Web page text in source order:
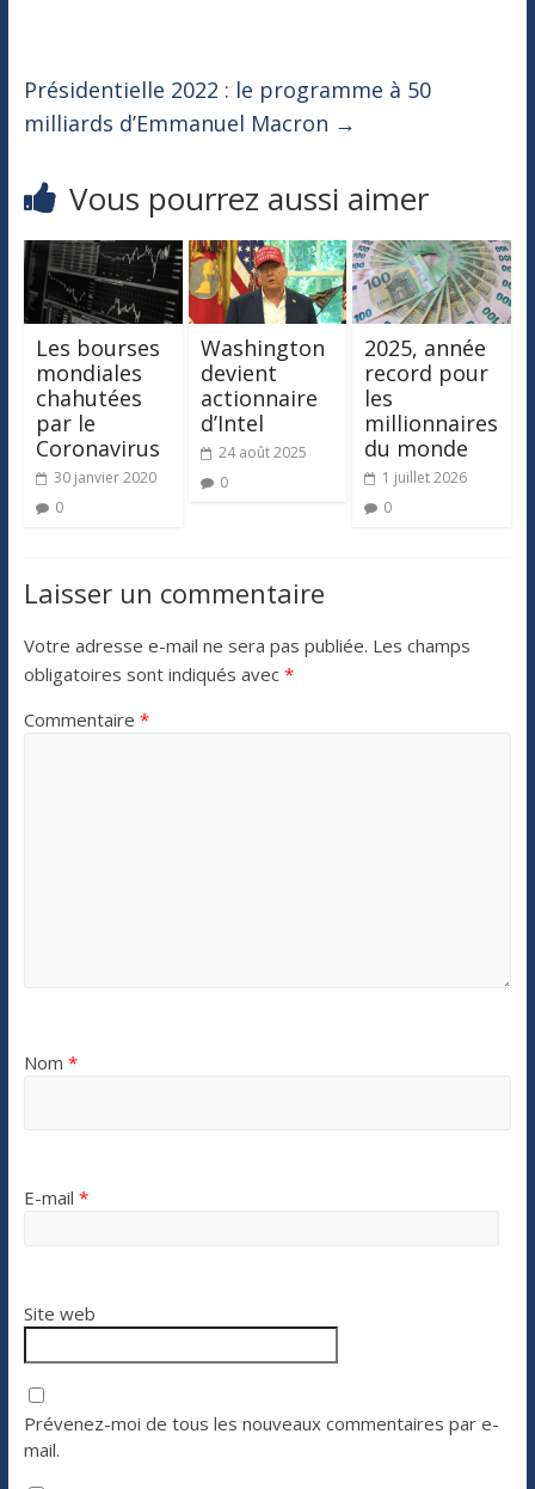
Présidentielle 2022 : le programme à 50
milliards d’Emmanuel Macron →
Vous pourrez aussi aimer
Les bourses
mondiales
chahutées
par le
Coronavirus
30 janvier 2020
0
Washington
devient
actionnaire
d’Intel
24 août 2025
0
2025, année
record pour
les
millionnaires
du monde
1 juillet 2026
0
Laisser un commentaire
Votre adresse e-mail ne sera pas publiée. Les champs
obligatoires sont indiqués avec *
Commentaire *
Nom *
E-mail *
Site web
Prévenez-moi de tous les nouveaux commentaires par e-
mail.